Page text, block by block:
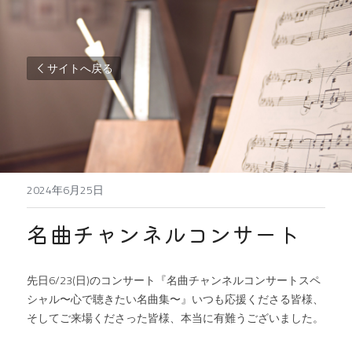
サイトへ戻る
2024年6月25日
名曲チャンネルコンサート
先日6/23(日)のコンサート『名曲チャンネルコンサートスペ
シャル〜心で聴きたい名曲集〜』いつも応援くださる皆様、
そしてご来場くださった皆様、本当に有難うございました。